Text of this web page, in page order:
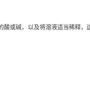
或碱，以及将溶液适当稀释，